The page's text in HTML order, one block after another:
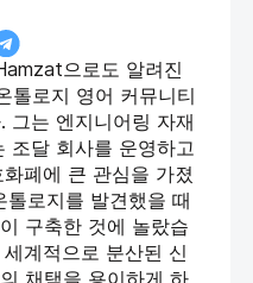
으로도 알려진
톨로지 영어 커뮤니티
그는 엔지니어링 자재
조달 회사를 운영하고
폐에 큰 관심을 가졌
로지를 발견했을 때
구축한 것에 놀랐습
계적으로 분산된 신
채택을 용이하게 하